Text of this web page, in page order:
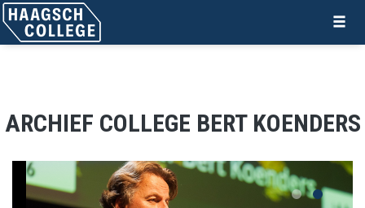
ARCHIEF COLLEGE BERT KOENDERS